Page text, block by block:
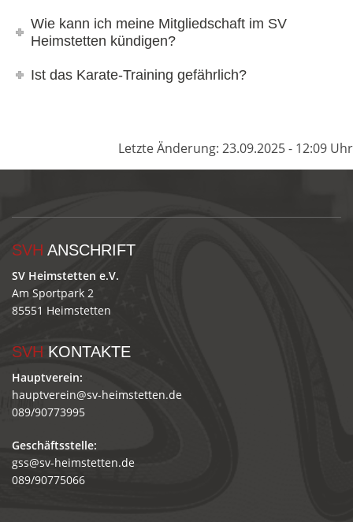
Wie kann ich meine Mitgliedschaft im SV
Heimstetten kündigen?
Ist das Karate-Training gefährlich?
Letzte Änderung: 23.09.2025 - 12:09 Uhr
SVH ANSCHRIFT
SV Heimstetten e.V.
Am Sportpark 2
85551 Heimstetten
SVH KONTAKTE
Hauptverein:
hauptverein@sv-heimstetten.de
089/90773995
Geschäftsstelle:
gss@sv-heimstetten.de
089/90775066